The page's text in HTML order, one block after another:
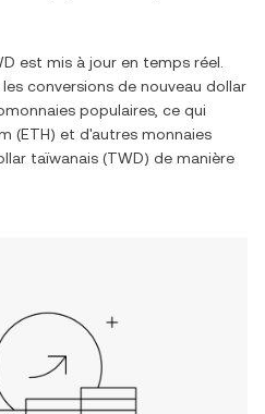
est mis à jour en temps réel.
conversions de nouveau dollar
populaires, ce qui
(ETH) et d'autres monnaies
taïwanais (TWD) de manière